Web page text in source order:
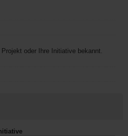
oder Ihre Initiative bekannt.